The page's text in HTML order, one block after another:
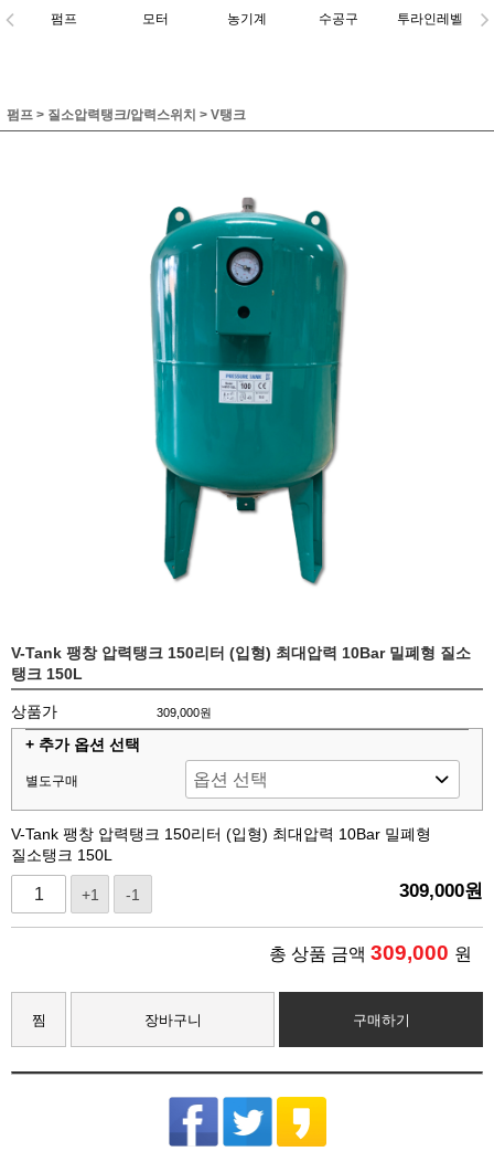
펌프 모터 농기계 수공구 투라인레벨
펌프 > 질소압력탱크/압력스위치 > V탱크
V-Tank 팽창 압력탱크 150리터 (입형) 최대압력 10Bar 밀폐형 질소
탱크 150L
상품가 309,000원
+ 추가 옵션 선택
별도구매
V-Tank 팽창 압력탱크 150리터 (입형) 최대압력 10Bar 밀폐형
질소탱크 150L
+1 -1 309,000원
총 상품 금액 309,000 원
찜 장바구니 구매하기